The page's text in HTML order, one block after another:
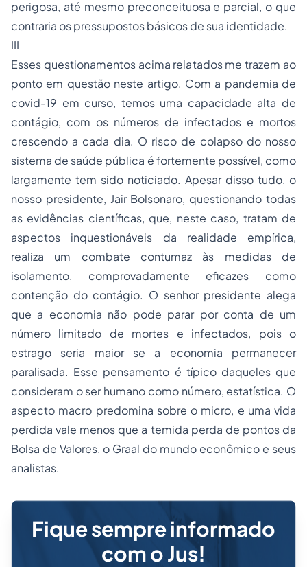
perigosa, até mesmo preconceituosa e parcial, o que
contraria os pressupostos básicos de sua identidade.
III
Esses questionamentos acima relatados me trazem ao
ponto em questão neste artigo. Com a pandemia de
covid-19 em curso, temos uma capacidade alta de
contágio, com os números de infectados e mortos
crescendo a cada dia. O risco de colapso do nosso
sistema de saúde pública é fortemente possível, como
largamente tem sido noticiado. Apesar disso tudo, o
nosso presidente, Jair Bolsonaro, questionando todas
as evidências científicas, que, neste caso, tratam de
aspectos inquestionáveis da realidade empírica,
realiza um combate contumaz às medidas de
isolamento, comprovadamente eficazes como
contenção do contágio. O senhor presidente alega
que a economia não pode parar por conta de um
número limitado de mortes e infectados, pois o
estrago seria maior se a economia permanecer
paralisada. Esse pensamento é típico daqueles que
consideram o ser humano como número, estatística. O
aspecto macro predomina sobre o micro, e uma vida
perdida vale menos que a temida perda de pontos da
Bolsa de Valores, o Graal do mundo econômico e seus
analistas.
Fique sempre informado
com o Jus!